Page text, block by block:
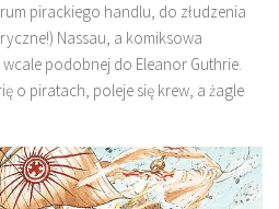
pirackiego handlu, do złudzenia
Nassau, a komiksowa
podobnej do Eleanor Guthrie.
o piratach, poleje się krew, a żagle